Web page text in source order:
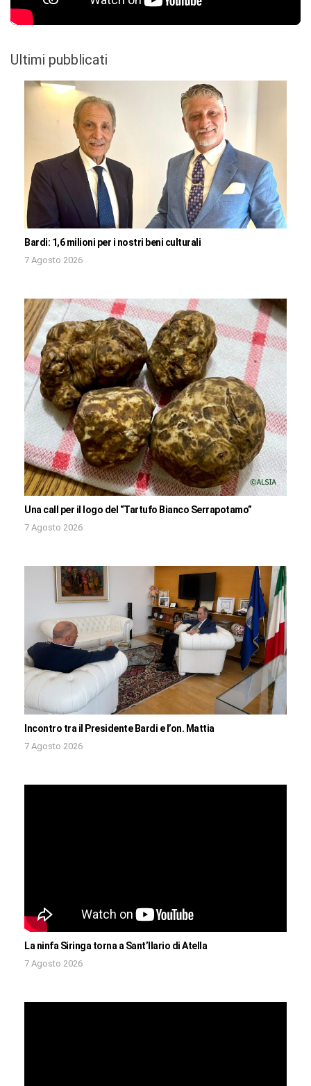
Ultimi pubblicati
Bardi: 1,6 milioni per i nostri beni culturali
7 Agosto 2026
Una call per il logo del “Tartufo Bianco Serrapotamo”
7 Agosto 2026
Incontro tra il Presidente Bardi e l’on. Mattia
7 Agosto 2026
La ninfa Siringa torna a Sant’Ilario di Atella
7 Agosto 2026